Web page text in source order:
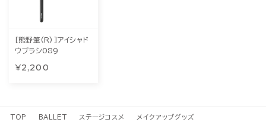
[熊野筆(R)]アイシャド
ウブラシ089
¥2,200
TOP BALLET ステージコスメ メイクアップグッズ